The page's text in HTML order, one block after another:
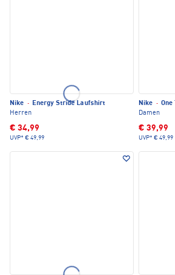
Nike · Energy Stride Laufshirt
Herren
€ 34,99
UVP* € 49,99
Nike · One
Damen
€ 39,99
UVP* € 49,99